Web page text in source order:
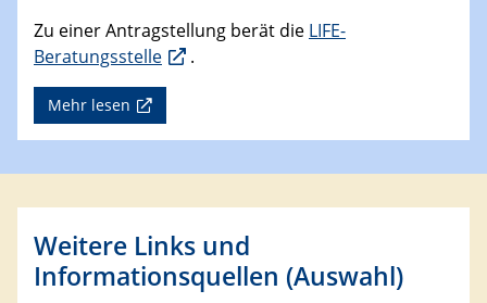
Zu einer Antragstellung berät die LIFE-
Beratungsstelle
.
Mehr lesen
Weitere Links und
Informationsquellen (Auswahl)